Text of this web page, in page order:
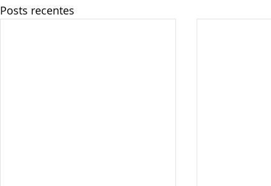
Posts recentes